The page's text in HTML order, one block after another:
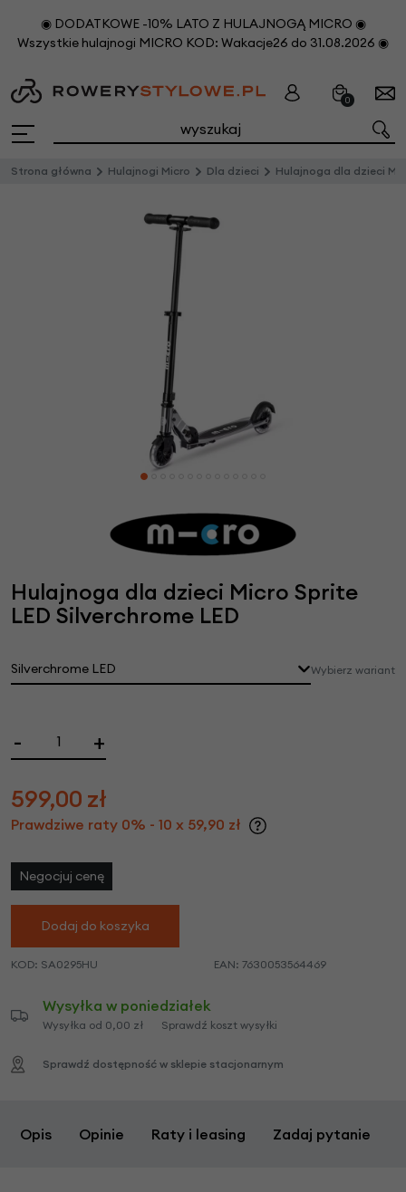
◉ DODATKOWE -10% LATO Z HULAJNOGĄ MICRO ◉
Wszystkie hulajnogi MICRO KOD: Wakacje26 do 31.08.2026 ◉
0
Strona główna Hulajnogi Micro Dla dzieci Hulajnoga dla dzieci Micro Sprite LED Silverchrome LED
Hulajnoga dla dzieci Micro Sprite
LED Silverchrome LED
Silverchrome LED Wybierz wariant
- +
599,00 zł
Prawdziwe raty 0% - 10 x 59,90 zł
Negocjuj cenę
Dodaj do koszyka
KOD: SA0295HU EAN: 7630053564469
Wysyłka w poniedziałek
Wysyłka od 0,00 zł Sprawdź koszt wysyłki
Sprawdź dostępność w sklepie stacjonarnym
Opis Opinie Raty i leasing Zadaj pytanie